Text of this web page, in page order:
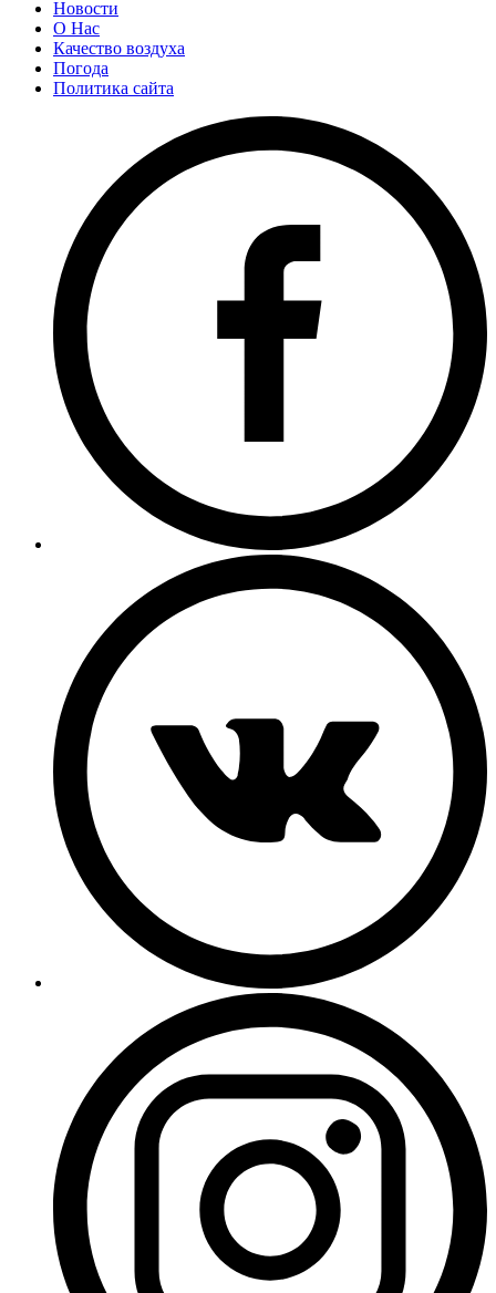
Новости
О Нас
Качество воздуха
Погода
Политика сайта